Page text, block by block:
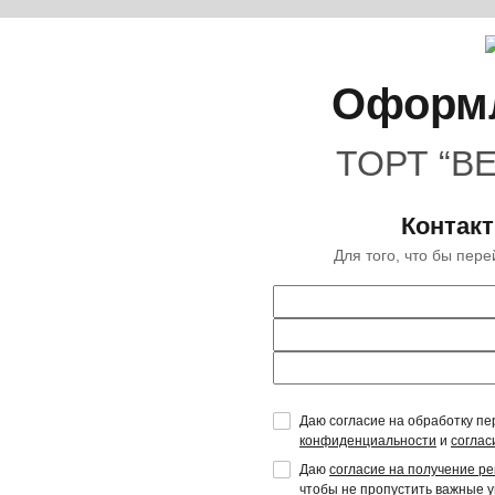
ТОРТ
Для того, что бы
Даю согласие на обработку
конфиденциальности и
Даю согласие на получение
чтобы не пропустить важные